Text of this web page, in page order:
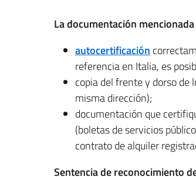
La documentación
autocertificación
referencia en Italia, es
copia del frente y dorso de
misma dirección);
documentación que
(boletas de servicios
contrato de alquiler
Sentencia de reconocimiento